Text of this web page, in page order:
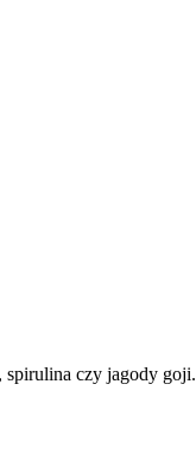
spirulina czy jagody goji.